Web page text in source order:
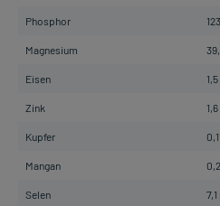
Phosphor
Magnesium
Eisen
Zink
Kupfer
Mangan
Selen